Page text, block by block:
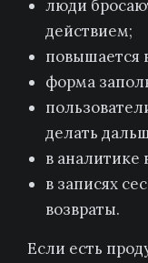
люди
действием;
повышается
форма
делать
в аналитике
в записях
возвраты.
Если есть